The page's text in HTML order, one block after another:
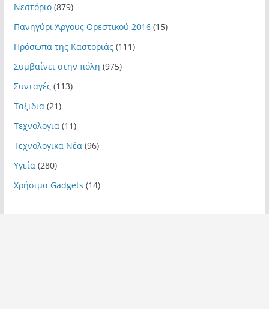
Νεστόριο(879)
Πανηγύρι Άργους Ορεστικού 2016(15)
Πρόσωπα της Καστοριάς(111)
Συμβαίνει στην πόλη (975)
Συνταγές(113)
Ταξιδια (21)
Τεχνολογια (11)
Τεχνολογικά Νέα (96)
Υγεία (280)
Χρήσιμα Gadgets (14)